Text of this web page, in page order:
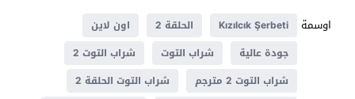
اوسمة
Kızılcık Şerbeti الحلقة 2
اون لاين
جودة عالية
شراب التوت
شراب التوت 2
شراب التوت 2 مترجم
شراب التوت الحلقة 2